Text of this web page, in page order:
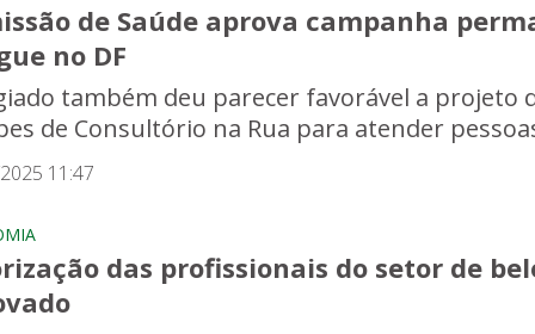
de Saúde aprova campanha
no DF
também deu parecer favorável a projeto
de Consultório na Rua para atender
11:47
das profissionais do setor de